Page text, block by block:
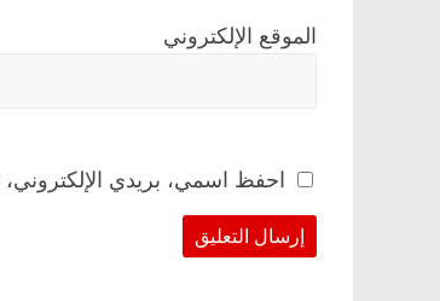
الموقع الإلكتروني
احفظ اسمي، بريدي الإلكتروني،